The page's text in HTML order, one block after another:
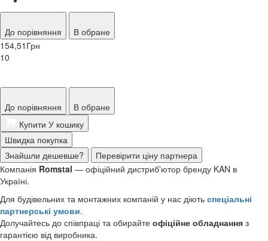
До порівняння
В обране
154,51 Грн
10
До порівняння
В обране
Купити У кошику
Швидка покупка
Знайшли дешевше?
Перевірити ціну партнера
Компанія Romstal — офіційний дистриб'ютор бренду KAN в
Україні.
Для будівельних та монтажних компаній у нас діють спеціальні
партнерські умови.
Долучайтесь до співпраці та обирайте офіційне обладнання з
гарантією від виробника.